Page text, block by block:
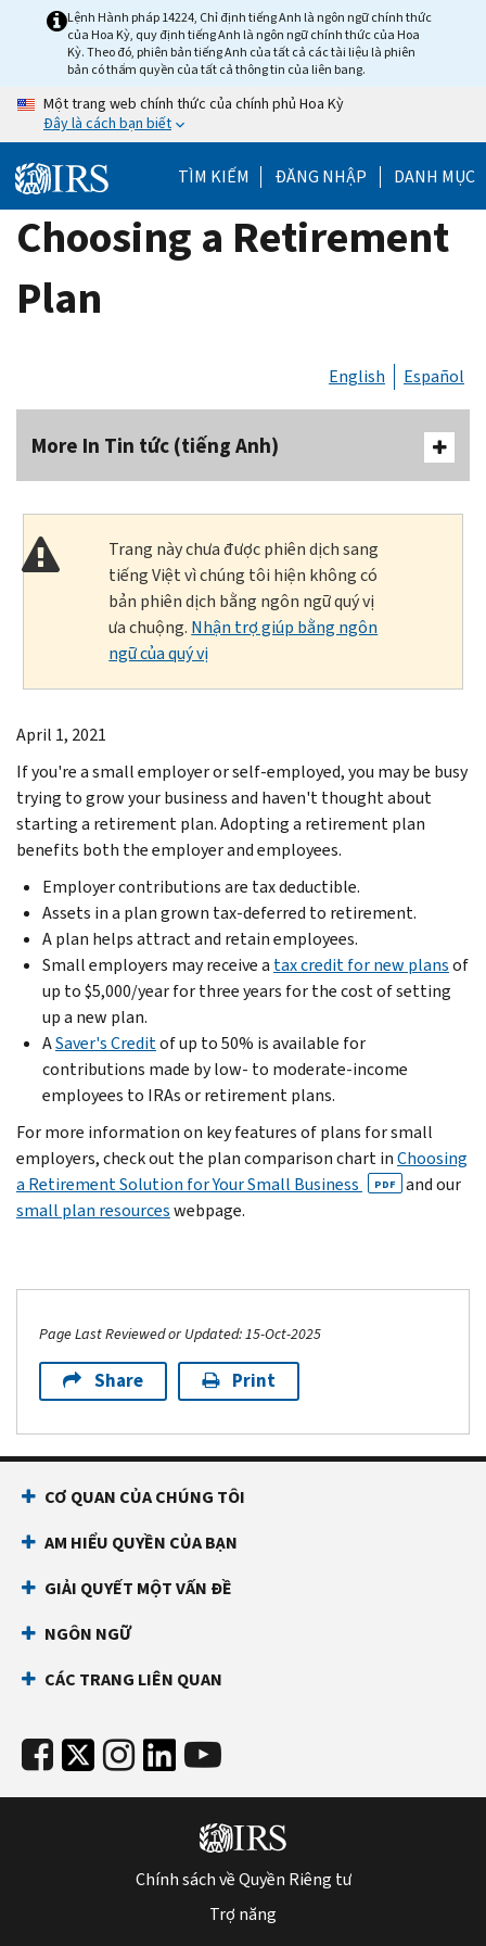
Lệnh Hành pháp 14224, Chỉ định tiếng Anh là ngôn ngữ chính thức
của Hoa Kỳ, quy định tiếng Anh là ngôn ngữ chính thức của Hoa
Kỳ. Theo đó, phiên bản tiếng Anh của tất cả các tài liệu là phiên
bản có thẩm quyền của tất cả thông tin của liên bang.
Một trang web chính thức của chính phủ Hoa Kỳ
Đây là cách bạn biết
TÌM KIẾM ĐĂNG NHẬP DANH MỤC
Choosing a Retirement
Plan
English Español
More In Tin tức (tiếng Anh)
Trang này chưa được phiên dịch sang
tiếng Việt vì chúng tôi hiện không có
bản phiên dịch bằng ngôn ngữ quý vị
ưa chuộng. Nhận trợ giúp bằng ngôn
ngữ của quý vị
April 1, 2021
If you're a small employer or self-employed, you may be busy
trying to grow your business and haven't thought about
starting a retirement plan. Adopting a retirement plan
benefits both the employer and employees.
Employer contributions are tax deductible.
Assets in a plan grown tax-deferred to retirement.
A plan helps attract and retain employees.
Small employers may receive a tax credit for new plansof
up to $5,000/year for three years for the cost of setting
up a new plan.
ASaver's Creditof up to 50% is available for
contributions made by low- to moderate-income
employees to IRAs or retirement plans.
For more information on key features of plans for small
employers, check out the plan comparison chart inChoosing
a Retirement Solution for Your Small Business
PDF
and our
small plan resourceswebpage.
Page Last Reviewed or Updated: 15-Oct-2025
Share Print
CƠ QUAN CỦA CHÚNG TÔI
AM HIỂU QUYỀN CỦA BẠN
GIẢI QUYẾT MỘT VẤN ĐỀ
NGÔN NGỮ
CÁC TRANG LIÊN QUAN
Chính sách về Quyền Riêng tư
Trợ năng